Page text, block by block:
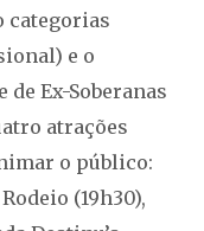
categorias
e o
de Ex-Soberanas
atrações
o público:
(19h30),